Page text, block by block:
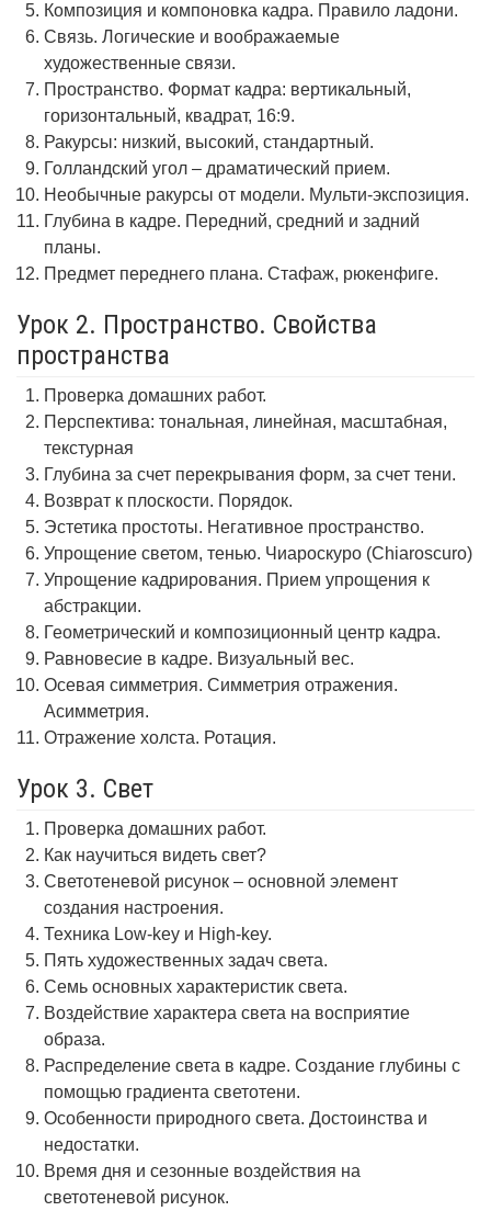
Композиция и компоновка кадра. Правило ладони.
Связь. Логические и воображаемые
художественные связи.
Пространство. Формат кадра: вертикальный,
горизонтальный, квадрат, 16:9.
Ракурсы: низкий, высокий, стандартный.
Голландский угол – драматический прием.
Необычные ракурсы от модели. Мульти-экспозиция.
Глубина в кадре. Передний, средний и задний
планы.
Предмет переднего плана. Стафаж, рюкенфиге.
Урок 2. Пространство. Свойства
пространства
Проверка домашних работ.
Перспектива: тональная, линейная, масштабная,
текстурная
Глубина за счет перекрывания форм, за счет тени.
Возврат к плоскости. Порядок.
Эстетика простоты. Негативное пространство.
Упрощение светом, тенью. Чиароскуро (Chiaroscuro)
Упрощение кадрирования. Прием упрощения к
абстракции.
Геометрический и композиционный центр кадра.
Равновесие в кадре. Визуальный вес.
Осевая симметрия. Симметрия отражения.
Асимметрия.
Отражение холста. Ротация.
Урок 3. Свет
Проверка домашних работ.
Как научиться видеть свет?
Светотеневой рисунок – основной элемент
создания настроения.
Техника Low-key и High-key.
Пять художественных задач света.
Семь основных характеристик света.
Воздействие характера света на восприятие
образа.
Распределение света в кадре. Создание глубины с
помощью градиента светотени.
Особенности природного света. Достоинства и
недостатки.
Время дня и сезонные воздействия на
светотеневой рисунок.